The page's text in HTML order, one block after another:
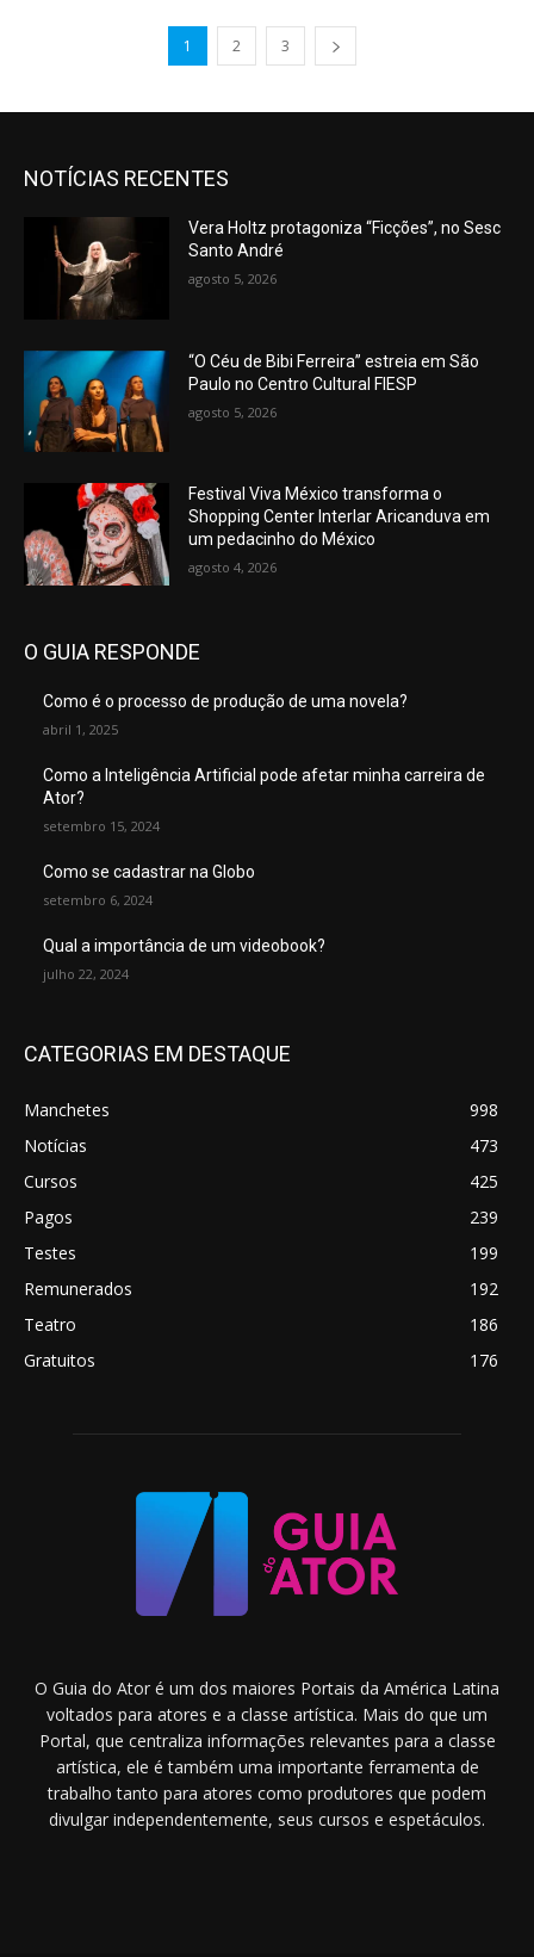
1 2 3
NOTÍCIAS RECENTES
Vera Holtz protagoniza “Ficções”, no Sesc
Santo André
agosto 5, 2026
“O Céu de Bibi Ferreira” estreia em São
Paulo no Centro Cultural FIESP
agosto 5, 2026
Festival Viva México transforma o
Shopping Center Interlar Aricanduva em
um pedacinho do México
agosto 4, 2026
O GUIA RESPONDE
Como é o processo de produção de uma novela?
abril 1, 2025
Como a Inteligência Artificial pode afetar minha carreira de
Ator?
setembro 15, 2024
Como se cadastrar na Globo
setembro 6, 2024
Qual a importância de um videobook?
julho 22, 2024
CATEGORIAS EM DESTAQUE
Manchetes
998
Notícias
473
Cursos
425
Pagos
239
Testes
199
Remunerados
192
Teatro
186
Gratuitos
176
O Guia do Ator é um dos maiores Portais da América Latina
voltados para atores e a classe artística. Mais do que um
Portal, que centraliza informações relevantes para a classe
artística, ele é também uma importante ferramenta de
trabalho tanto para atores como produtores que podem
divulgar independentemente, seus cursos e espetáculos.